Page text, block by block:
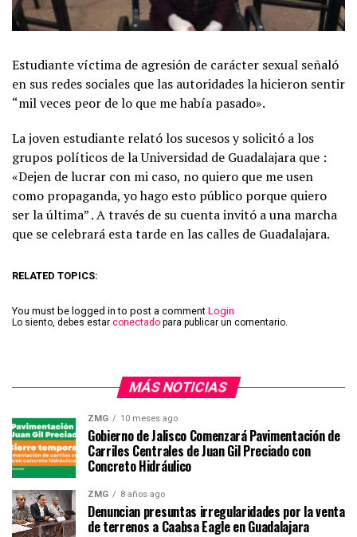
Estudiante víctima de agresión de carácter sexual señaló
en sus redes sociales que las autoridades la hicieron sentir
“mil veces peor de lo que me había pasado».
La joven estudiante relató los sucesos y solicitó a los
grupos políticos de la Universidad de Guadalajara que :
«Dejen de lucrar con mi caso, no quiero que me usen
como propaganda, yo hago esto público porque quiero
ser la última” . A través de su cuenta invitó a una marcha
que se celebrará esta tarde en las calles de Guadalajara.
RELATED TOPICS:
You must be logged in to post a comment Login
Lo siento, debes estar conectado para publicar un comentario.
MÁS NOTICIAS
ZMG 10 meses ago
Gobierno de Jalisco Comenzará Pavimentación de
Carriles Centrales de Juan Gil Preciado con
Concreto Hidráulico
ZMG 8 años ago
Denuncian presuntas irregularidades por la venta
de terrenos a Caabsa Eagle en Guadalajara